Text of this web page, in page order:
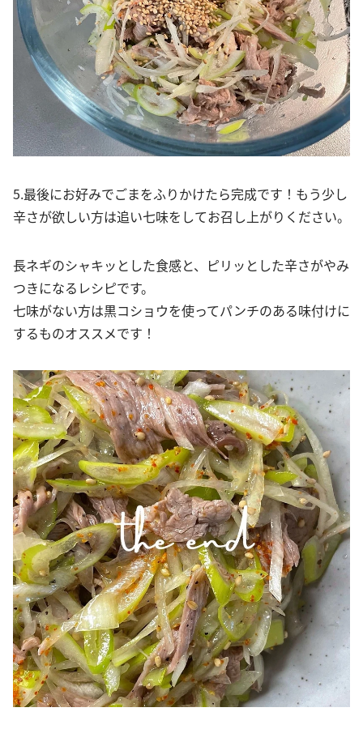
5.最後にお好みでごまをふりかけたら完成です！もう少し
辛さが欲しい方は追い七味をしてお召し上がりください。
長ネギのシャキッとした食感と、ピリッとした辛さがやみ
つきになるレシピです。
七味がない方は黒コショウを使ってパンチのある味付けに
するものオススメです！